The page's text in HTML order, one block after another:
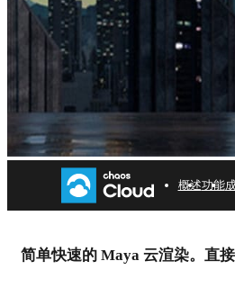
使用 Chaos Cloud 加速您的渲染
概述功能
简单快速的 Maya 云渲染。直接